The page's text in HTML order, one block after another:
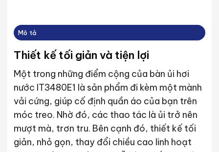
Mô tả
Thiết kế tối giản và tiện lợi
Một trong những điểm cộng của bàn ủi hơi
nước IT3480E1 là sản phẩm đi kèm một mành
vải cứng, giúp cố định quần áo của bạn trên
móc treo. Nhờ đó, các thao tác là ủi trở nên
mượt mà, trơn tru. Bên cạnh đó, thiết kế tối
giản, nhỏ gọn, thay đổi chiều cao linh hoạt